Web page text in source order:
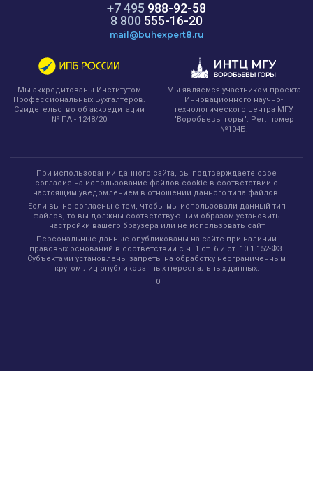
+7 495 988-92-58
8 800 555-16-20
mail@buhexpert8.ru
Мы аккредитованы Институтом
Профессиональных Бухгалтеров.
Свидетельство об аккредитации
№ ПА - 1248/20
Мы являемся участником проекта
Инновационного научно-
технологического центра МГУ
"Воробьевы горы". Рег. номер
№104Б.
При использовании данного сайта, вы подтверждаете свое
согласие на использование файлов cookie в соответствии с
настоящим уведомлением в отношении данного типа файлов.
Если вы не согласны с тем, чтобы мы использовали данный тип
файлов, то вы должны соответствующим образом установить
настройки вашего браузера или не использовать сайт
Персональные данные опубликованы на сайте при наличии
правовых оснований в соответствии с ч. 1 ст. 6 и ст. 10.1 152-ФЗ.
Субъектами установлены запреты на обработку неограниченным
кругом лиц опубликованных персональных данных.
0